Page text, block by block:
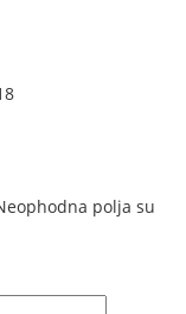
polja su